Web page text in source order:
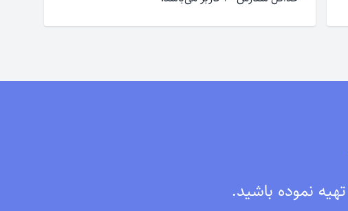
نموده باشید.